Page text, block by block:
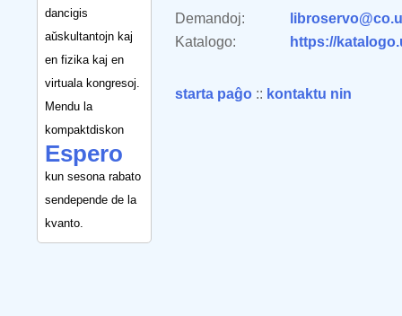
dancigis
aŭskultantojn kaj
en fizika kaj en
virtuala kongresoj.
Mendu la
kompaktdiskon
Espero
kun sesona rabato
sendepende de la
kvanto.
Demandoj:
Katalogo:
https://
starta paĝo :: kontaktu nin